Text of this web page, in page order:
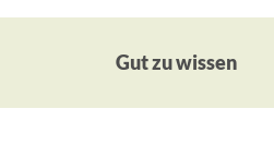
Gut zu wissen